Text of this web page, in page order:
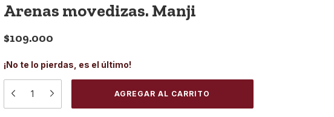
Arenas movedizas. Manji
$109.000
¡No te lo pierdas, es el último!